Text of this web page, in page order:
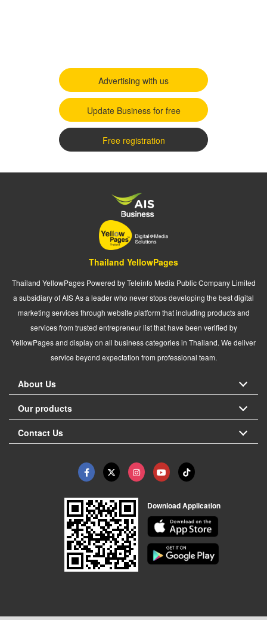
Advertising with us
Update Business for free
Free registration
Thailand YellowPages
Thailand YellowPages Powered by Teleinfo Media Public Company Limited
a subsidiary of AIS As a leader who never stops developing the best digital
marketing services through website platform that including products and
services from trusted entrepreneur list that have been verified by
YellowPages and display on all business categories in Thailand. We deliver
service beyond expectation from professional team.
About Us
Our products
Contact Us
Download Application